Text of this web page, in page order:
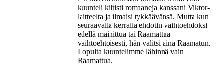
kuunteli kiltisti romaaneja kanssani Viktor-
laitteelta ja ilmaisi tykkäävänsä. Mutta kun
seuraavalla kerralla ehdotin vaihtoehdoksi
edellä mainittua tai Raamattua
vaihtoehtoisesti, hän valitsi aina Raamatun.
Lopulta kuuntelimme lähinnä vain
Raamattua.